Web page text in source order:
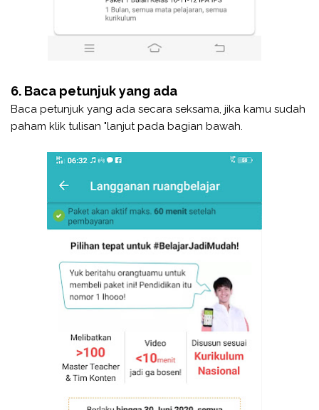
6. Baca petunjuk yang ada
Baca petunjuk yang ada secara seksama, jika kamu sudah
paham klik tulisan "lanjut pada bagian bawah.